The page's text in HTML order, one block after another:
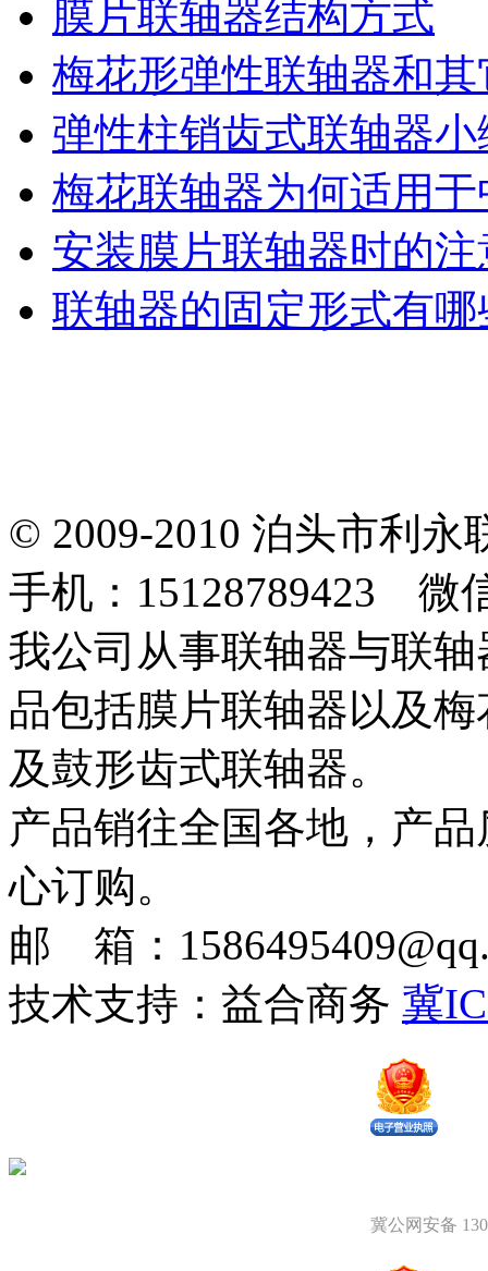
膜片联轴器结构方式
梅花形弹性联轴器​和
弹性柱销齿式联轴器
梅花联轴器为何适用
安装膜片联轴器时的
联轴器的固定形式有
© 2009-2010 泊头市利
手机：15128789423 微
我公司从事联轴器与联
品包括膜片联轴器以及
及鼓形齿式联轴器。
产品销往全国各地，产
心订购。
邮 箱：
技术支持：益合商务 冀
冀公网安备